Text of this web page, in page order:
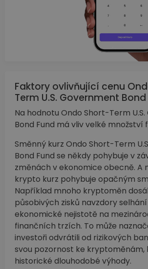
Faktory ovlivňující cenu
Term U.S. Government
Na hodnotu Ondo Short-Term
Bond Fund má vliv velké množství
Směnný kurz Ondo Short-Term
Bond Fund se někdy pohybuje v
změnách v ekonomice obecně. A
krypto kurz pohybuje opačným
Například mnoho kryptoměn
působivých zisků navzdory
ekonomické nejistotě na
finančních trzích. To může
investoři odvrátili od rizikových
svou pozornost ke kryptoměnám,
historické dlouhodobé výhody.